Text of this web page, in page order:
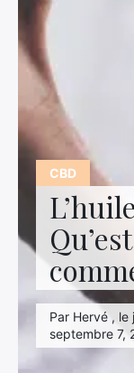
CBD
Par Hervé , le
septembre 7,
Mariage
CBD
Bien-être
Entreprise
Finance
Hightech
Immobilier
Loisirs
Maison